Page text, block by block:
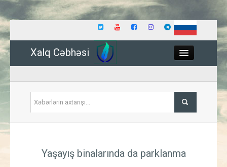
Xalq Cəbhəsi
İqtisadiyyat
Yaşayış binalarında da parklanma